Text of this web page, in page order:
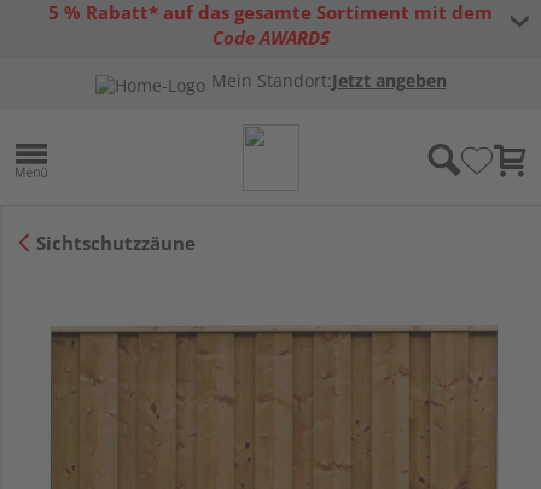
5 % Rabatt* auf das gesamte Sortiment mit dem
Code AWARD5
Gutscheinbedingungen
Mein Standort:Jetzt angeben
Sichtschutzzäune